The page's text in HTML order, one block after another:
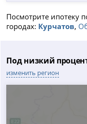
Посмотрите ипотеку
городах: Курчатов,
Под низкий
изменить регион